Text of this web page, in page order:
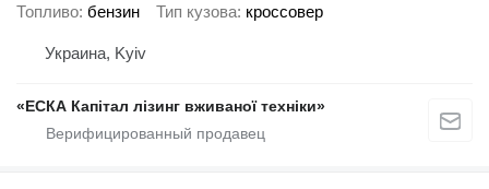
Топливо бензин Тип кузова кроссовер
Украина, Kyiv
«ЕСКА Капітал лізинг вживаної техніки»